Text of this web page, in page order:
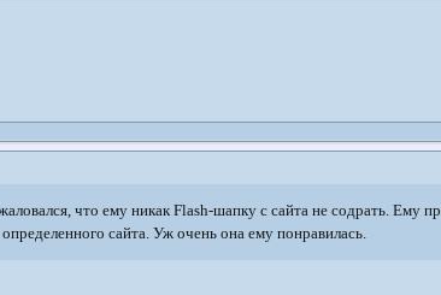
что ему никак Flash-шапку с сайта не содрать. Ему
сайта. Уж очень она ему понравилась.